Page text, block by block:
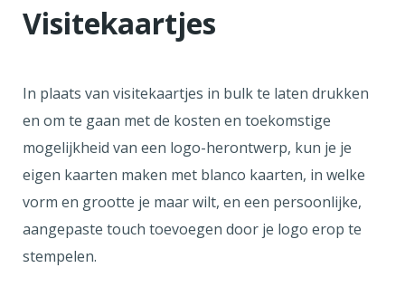
Visitekaartjes
In plaats van visitekaartjes in bulk te laten drukken
en om te gaan met de kosten en toekomstige
mogelijkheid van een logo-herontwerp, kun je je
eigen kaarten maken met blanco kaarten, in welke
vorm en grootte je maar wilt, en een persoonlijke,
aangepaste touch toevoegen door je logo erop te
stempelen.